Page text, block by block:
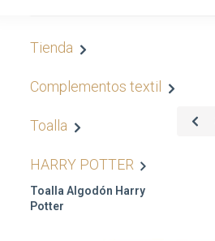
Tienda
Complementos textil
Toalla
HARRY POTTER
Toalla Algodón Harry
Potter